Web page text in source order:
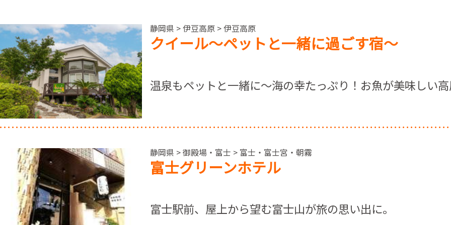
静岡県 > 伊豆高原 > 伊豆高原
クイール～ペットと一緒に過ごす宿～
温泉もペットと一緒に～海の幸たっぷり！お魚が美味しい
静岡県 > 御殿場・富士 > 富士・富士宮・朝霧
富士グリーンホテル
富士駅前、屋上から望む富士山が旅の思い出に。